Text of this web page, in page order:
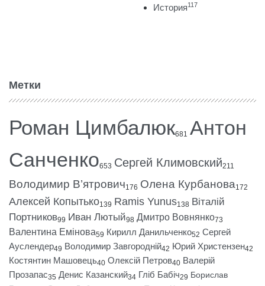
История117
Метки
Роман Цимбалюк681 Антон
Санченко653 Сергей Климовский211
Володимир В’ятрович176 Олена Курбанова172
Алексей Копытько139 Ramis Yunus138 Віталій
Портников99 Иван Лютый98 Дмитро Вовнянко73
Валентина Емінова59 Кирилл Данильченко52 Сергей
Ауслендер49 Володимир Завгородній42 Юрий Христензен42
Костянтин Машовець40 Олексій Петров40 Валерій
Прозапас35 Денис Казанский34 Гліб Бабіч29 Борислав